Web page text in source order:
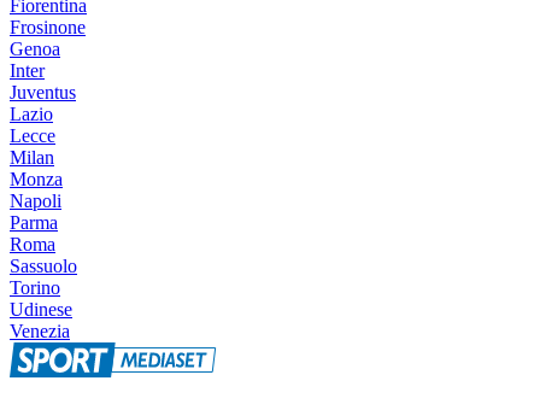
Fiorentina
Frosinone
Genoa
Inter
Juventus
Lazio
Lecce
Milan
Monza
Napoli
Parma
Roma
Sassuolo
Torino
Udinese
Venezia